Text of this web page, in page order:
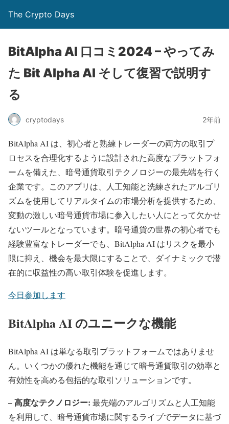
The Crypto Days
BitAlpha AI 口コミ2024 – やってみ
た Bit Alpha AI そして復習で説明す
る
cryptodays 2年前
BitAlpha AI は、初心者と熟練トレーダーの両方の取引プ
ロセスを合理化するように設計された高度なプラットフォ
ームを備えた、暗号通貨取引テクノロジーの最先端を行く
企業です。このアプリは、人工知能と洗練されたアルゴリ
ズムを使用してリアルタイムの市場分析を提供するため、
変動の激しい暗号通貨市場に参入したい人にとって欠かせ
ないツールとなっています。暗号通貨の世界の初心者でも
経験豊富なトレーダーでも、BitAlpha AI はリスクを最小
限に抑え、機会を最大限にすることで、ダイナミックで潜
在的に収益性の高い取引体験を促進します。
今日参加します
BitAlpha AI のユニークな機能
BitAlpha AI は単なる取引プラットフォームではありませ
ん。いくつかの優れた機能を通じて暗号通貨取引の効率と
有効性を高める包括的な取引ソリューションです。
– 高度なテクノロジー: 最先端のアルゴリズムと人工知能
を利用して、暗号通貨市場に関するライブでデータに基づ